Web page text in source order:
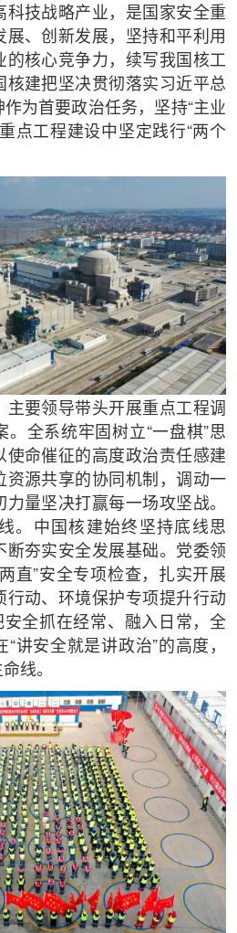
科技战略产业，是国家安全重
展、创新发展，坚持和平利用
的核心竞争力，续写我国核工
核建把坚决贯彻落实习近平总
为首要政治任务，坚持“主业
点工程建设中坚定践行“两个
主要领导带头开展重点工程调
全系统牢固树立“一盘棋”思
使命催征的高度政治责任感建
资源共享的协同机制，调动一
量坚决打赢每一场攻坚战。
。中国核建始终坚持底线思
断夯实安全发展基础。党委领
直”安全专项检查，扎实开展
行动、环境保护专项提升行动
安全抓在经常、融入日常，全
讲安全就是讲政治”的高度，
线。